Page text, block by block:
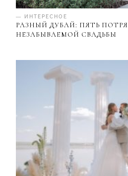
— ИНТЕРЕСНОЕ
РАЗНЫЙ ДУБАЙ: ПЯТЬ
НЕЗАБЫВАЕМОЙ СВАДЬБЫ